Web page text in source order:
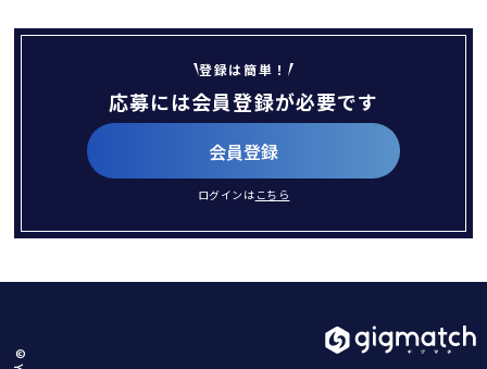
登録は簡単！
応募には会員登録が必要です
会員登録
ログインは こちら